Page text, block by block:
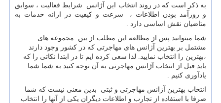
به ذکر است که در روند انتخاب این آژانس شرایط فعالیت ، سوابق
و روزآمد بودن اطلاعات ، سرعت و کیفیت در ارائه خدمات به
متاضیان نقش اساسی دارد .
شما میتوانید پس از مطالعه این مطلب از بین مجموعه های
مشتمل بر بهترین آژانس های مهاجرتی که در کشور وجود دارند
،بهترین را انتخاب نمایید. لذا سعی کرده ایم تا در ابتدا نکاتی را که
باید قبل از انتخاب آژانس مهاجرتی به آن توجه کنید به شما شما
یادآوری کنیم .
انتخاب بهترین آژانس مهاجرتی و ثبتی بدین معنی نیست که شما
صرفا با استفاده از تجارب و اطلاعات دیگران یکی از آنها را انتخاب